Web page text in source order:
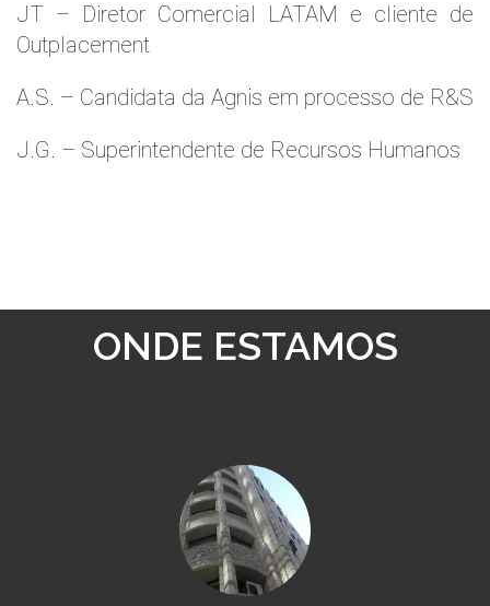
JT – Diretor Comercial LATAM e cliente de
Outplacement
A.S. – Candidata da Agnis em processo de R&S
J.G. – Superintendente de Recursos Humanos
ONDE ESTAMOS